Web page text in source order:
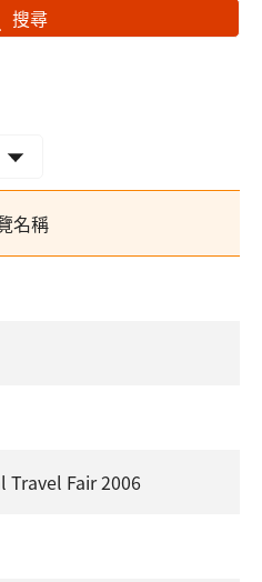
搜尋
名稱
Fair 2006